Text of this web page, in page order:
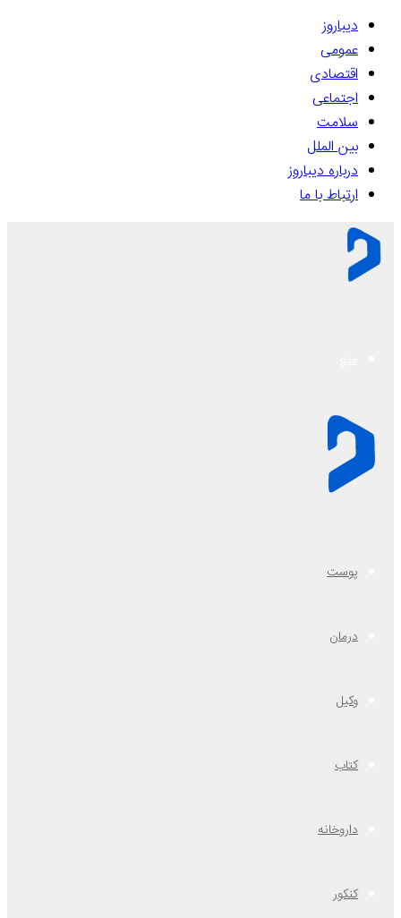
دیباروز
عمومی
اقتصادی
اجتماعی
سلامت
بین الملل
درباره دیباروز
ارتباط با ما
پوست
درمان
وکیل
کتاب
داروخانه
کنکور